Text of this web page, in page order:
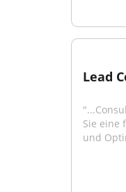
Lead
Sie eine
und